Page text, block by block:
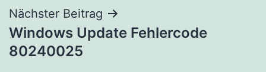
Nächster Beitrag
Windows Update Fehlercode
80240025